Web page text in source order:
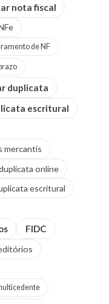
nota fiscal
de NF
duplicata
escritural
mercantis
online
escritural
FIDC